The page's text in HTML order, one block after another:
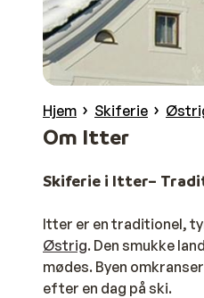
Hjem Skiferie
Om Itter
Skiferie i Itter–
Itter er en traditionel,
Østrig. Den smukke
mødes. Byen
efter en dag på ski.